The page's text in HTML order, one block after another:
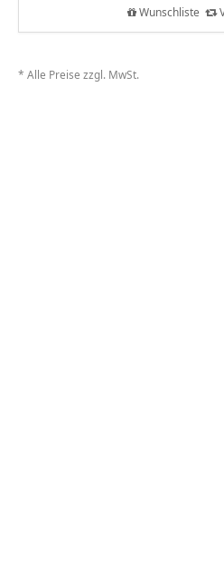
Wunschliste
* Alle Preise zzgl. MwSt.